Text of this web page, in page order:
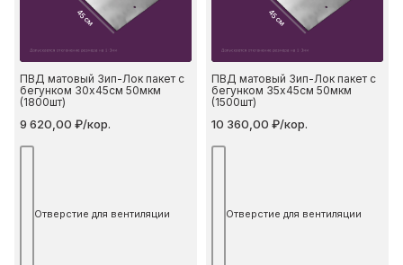
45 см
ПВД матовый Зип-Лок пакет с
бегунком 30х45см 50мкм
(1800шт)
9 620,00 ₽/кор.
Отверстие для вентиляции
45 см
ПВД матовый Зип-Лок пакет с
бегунком 35х45см 50мкм
(1500шт)
10 360,00 ₽/кор.
Отверстие для вентиляции